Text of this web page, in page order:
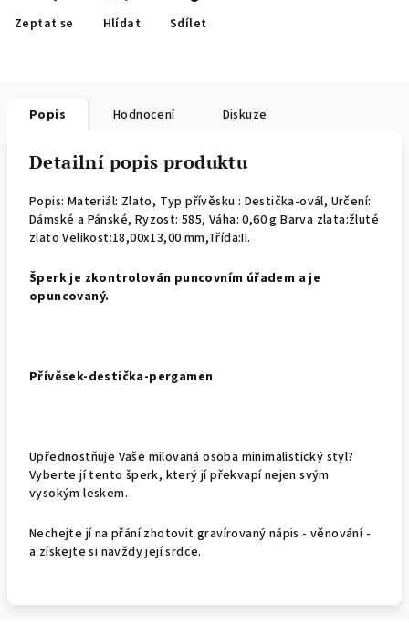
Zeptat se Hlídat Sdílet
Popis Hodnocení Diskuze
Detailní popis produktu
Popis: Materiál: Zlato, Typ přívěsku : Destička-ovál, Určení:
Dámské a Pánské, Ryzost: 585, Váha: 0,60 g Barva zlata:žluté
zlato Velikost:18,00x13,00 mm,Třída:II.
Šperk je zkontrolován puncovním úřadem a je
opuncovaný.
Přívěsek-destička-pergamen
Upřednostňuje Vaše milovaná osoba minimalistický styl?
Vyberte jí tento šperk, který jí překvapí nejen svým
vysokým leskem.
Nechejte jí na přání zhotovit gravírovaný nápis - věnování -
a získejte si navždy její srdce.